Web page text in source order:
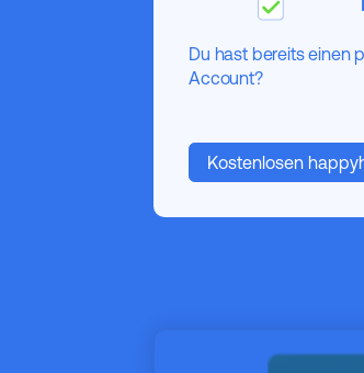
Du hast bereits einen
Account?
Kostenlosen